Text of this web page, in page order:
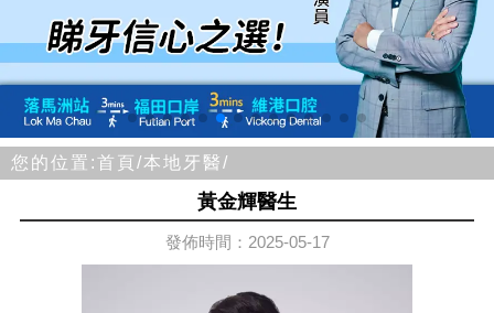
您的位置:首頁/本地牙醫/
黃金輝醫生
發佈時間：2025-05-17